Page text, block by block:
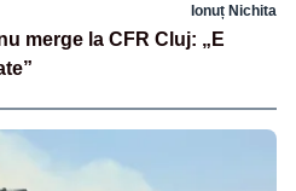
Ionuț Nichita
merge la CFR Cluj: „E